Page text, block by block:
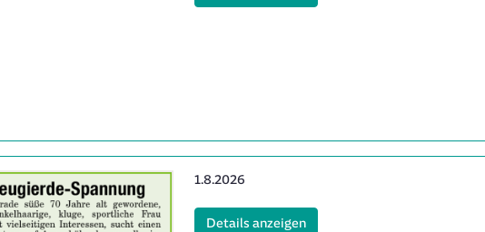
Erscheinungsdatum:
1.8.2026
Details anzeigen(ID: 2063142)